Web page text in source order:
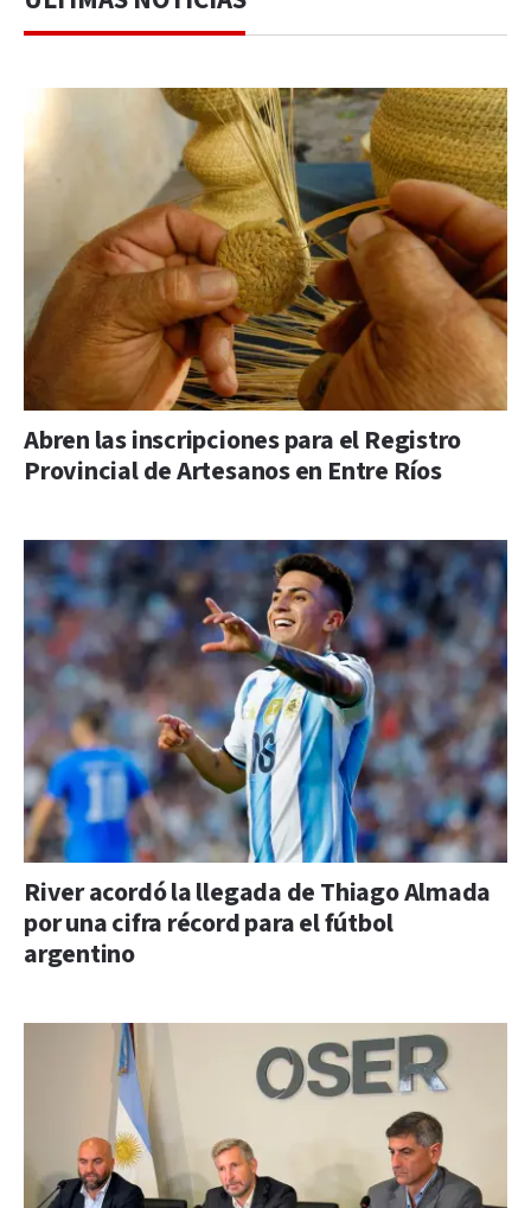
Abren las inscripciones para el Registro
Provincial de Artesanos en Entre Ríos
River acordó la llegada de Thiago Almada
por una cifra récord para el fútbol
argentino